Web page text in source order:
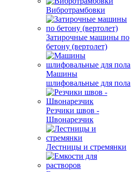
Вибротрамбовки
Затирочные машины по
бетону (вертолет)
Машины
шлифовальные для пола
Резчики швов -
Швонарезчик
Лестницы и стремянки